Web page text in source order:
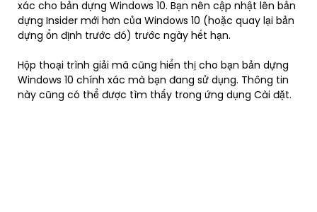
xác cho bản dựng Windows 10. Bạn nên cập nhật lên bản
dựng Insider mới hơn của Windows 10 (hoặc quay lại bản
dựng ổn định trước đó) trước ngày hết hạn.
Hộp thoại trình giải mã cũng hiển thị cho bạn bản dựng
Windows 10 chính xác mà bạn đang sử dụng. Thông tin
này cũng có thể được tìm thấy trong ứng dụng Cài đặt.